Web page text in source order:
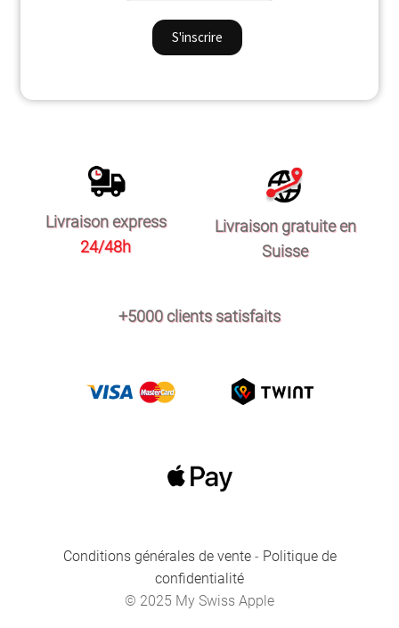
Livraison express
24/48h
Livraison gratuite en
Suisse
+5000 clients satisfaits
Conditions générales de vente- Politique de
confidentialité
© 2025 My Swiss Apple